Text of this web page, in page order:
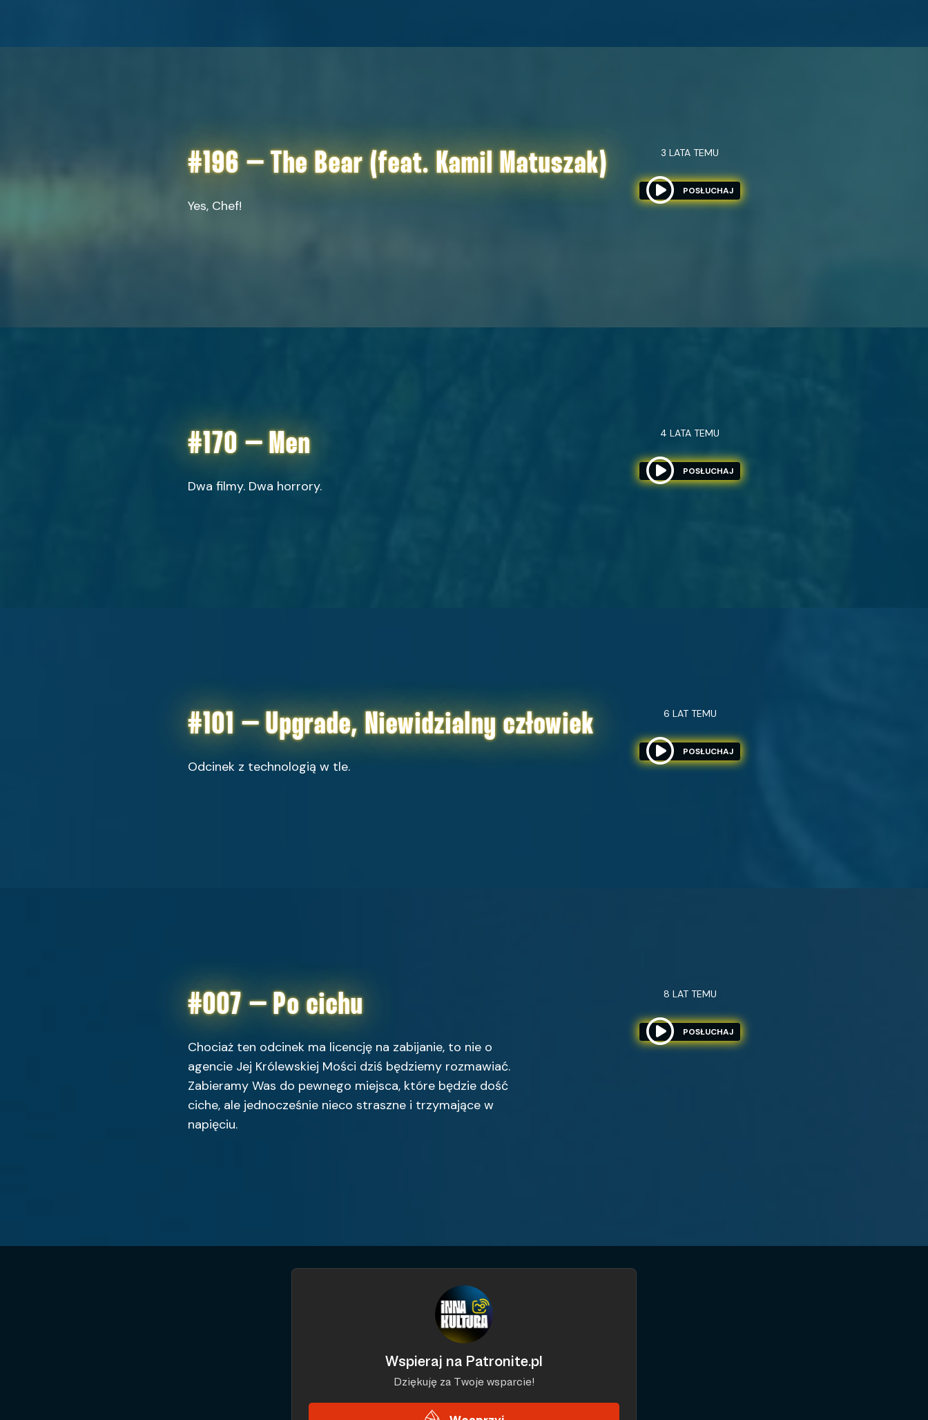
#196 – The Bear (feat. Kamil Matuszak)
Yes, Chef!
3 LATA TEMU
POSŁUCHAJ
#170 – Men
Dwa filmy. Dwa horrory.
4 LATA TEMU
POSŁUCHAJ
#101 – Upgrade, Niewidzialny człowiek
Odcinek z technologią w tle.
6 LAT TEMU
POSŁUCHAJ
#007 – Po cichu
Chociaż ten odcinek ma licencję na zabijanie, to nie o
agencie Jej Królewskiej Mości dziś będziemy rozmawiać.
Zabieramy Was do pewnego miejsca, które będzie dość
ciche, ale jednocześnie nieco straszne i trzymające w
napięciu.
8 LAT TEMU
POSŁUCHAJ